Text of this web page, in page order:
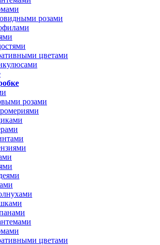
розами
цветами
розами
цветами